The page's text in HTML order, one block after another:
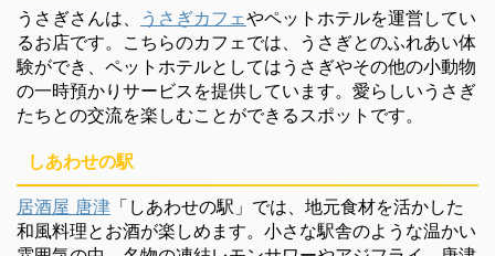
うさぎさんは、 うさぎカフェやペットホテルを運営してい
るお店です。こちらのカフェでは、うさぎとのふれあい体
験ができ、ペットホテルとしてはうさぎやその他の小動物
の一時預かりサービスを提供しています。愛らしいうさぎ
たちとの交流を楽しむことができるスポットです。
しあわせの駅
居酒屋 唐津 「しあわせの駅」では、地元食材を活かした
和風料理とお酒が楽しめます。小さな駅舎のような温かい